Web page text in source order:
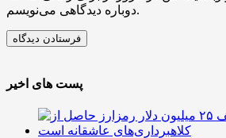
دوباره دیدگاهی می‌نویسم.
پست های اخیر